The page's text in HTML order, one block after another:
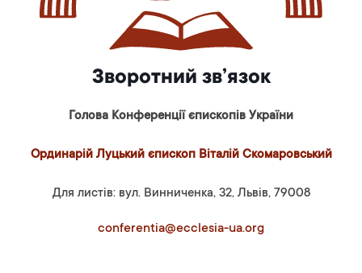
Зворотний зв’язок
Голова Конференції єпископів України
Ординарій Луцький єпископ Віталій Скомаровський
Для листів: вул. Винниченка, 32, Львів, 79008
conferentia@ecclesia-ua.org